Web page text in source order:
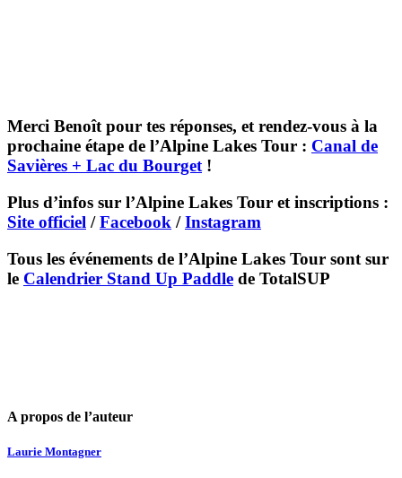
Merci Benoît pour tes réponses, et rendez-vous à la
prochaine étape de l’Alpine Lakes Tour : Canal de
Savières + Lac du Bourget!
Plus d’infos sur l’Alpine Lakes Tour et inscriptions :
Site officiel /Facebook /Instagram
Tous les événements de l’Alpine Lakes Tour sont sur
le Calendrier Stand Up Paddle de TotalSUP
A propos de l’auteur
Laurie Montagner